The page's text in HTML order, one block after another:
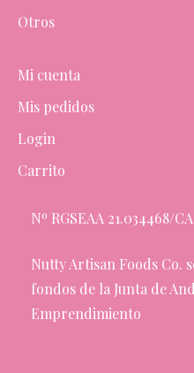
Otros
Mi cuenta
Mis pedidos
Login
Carrito
Nº RGSEAA 21.034468/CA
Nutty Artisan Foods Co.
fondos de la Junta de
Emprendimiento